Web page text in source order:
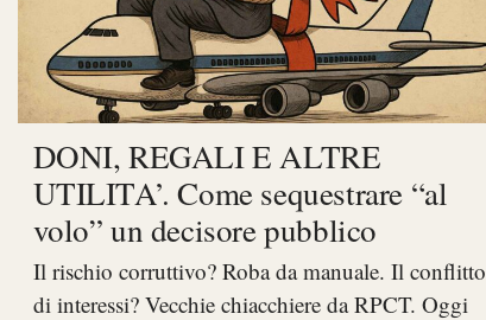
DONI, REGALI E ALTRE
UTILITA’. Come sequestrare “al
volo” un decisore pubblico
Il rischio corruttivo? Roba da manuale. Il conflitto
di interessi? Vecchie chiacchiere da RPCT. Oggi